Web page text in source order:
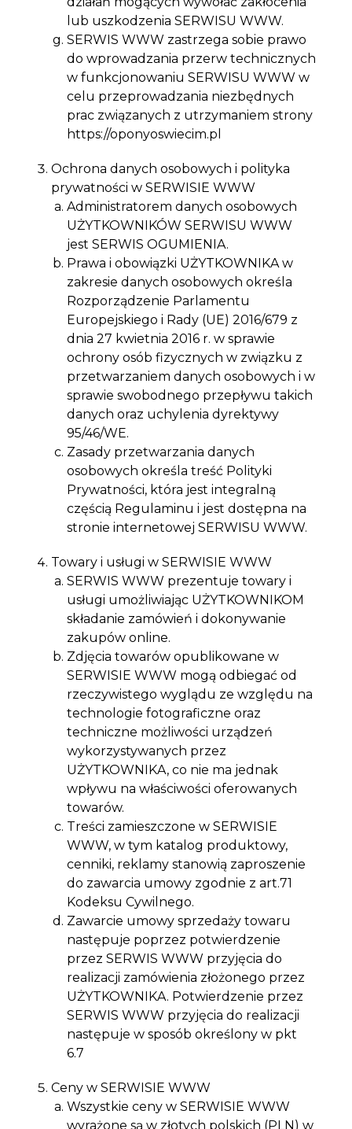
lub uszkodzenia SERWISU WWW.
SERWIS WWW zastrzega sobie prawo
do wprowadzania przerw technicznych
w funkcjonowaniu SERWISU WWW w
celu przeprowadzania niezbędnych
prac związanych z utrzymaniem strony
https://oponyoswiecim.pl
Ochrona danych osobowych i polityka
prywatności w SERWISIE WWW
Administratorem danych osobowych
UŻYTKOWNIKÓW SERWISU WWW
jest SERWIS OGUMIENIA.
Prawa i obowiązki UŻYTKOWNIKA w
zakresie danych osobowych określa
Rozporządzenie Parlamentu
Europejskiego i Rady (UE) 2016/679 z
dnia 27 kwietnia 2016 r. w sprawie
ochrony osób fizycznych w związku z
przetwarzaniem danych osobowych i w
sprawie swobodnego przepływu takich
danych oraz uchylenia dyrektywy
95/46/WE.
Zasady przetwarzania danych
osobowych określa treść Polityki
Prywatności, która jest integralną
częścią Regulaminu i jest dostępna na
stronie internetowej SERWISU WWW.
Towary i usługi w SERWISIE WWW
SERWIS WWW prezentuje towary i
usługi umożliwiając UŻYTKOWNIKOM
składanie zamówień i dokonywanie
zakupów online.
Zdjęcia towarów opublikowane w
SERWISIE WWW mogą odbiegać od
rzeczywistego wyglądu ze względu na
technologie fotograficzne oraz
techniczne możliwości urządzeń
wykorzystywanych przez
UŻYTKOWNIKA, co nie ma jednak
wpływu na właściwości oferowanych
towarów.
Treści zamieszczone w SERWISIE
WWW, w tym katalog produktowy,
cenniki, reklamy stanowią zaproszenie
do zawarcia umowy zgodnie z art.71
Kodeksu Cywilnego.
Zawarcie umowy sprzedaży towaru
następuje poprzez potwierdzenie
przez SERWIS WWW przyjęcia do
realizacji zamówienia złożonego przez
UŻYTKOWNIKA. Potwierdzenie przez
SERWIS WWW przyjęcia do realizacji
następuje w sposób określony w pkt
6.7
Ceny w SERWISIE WWW
Wszystkie ceny w SERWISIE WWW
wyrażone są w złotych polskich (PLN) w